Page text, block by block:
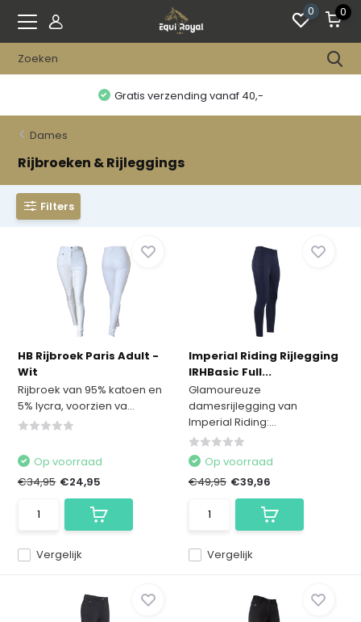
0 0
Gratis verzending vanaf 40,-
Dames
Rijbroeken & Rijleggings
Filters
HB Rijbroek Paris Adult -
Wit
Rijbroek van 95% katoen en
5% lycra, voorzien va...
Vergelijk
Op voorraad
€34,95 €24,95
Imperial Riding Rijlegging
IRHBasic Full...
Glamoureuze
damesrijlegging van
Imperial Riding:...
Vergelijk
Op voorraad
€49,95 €39,96